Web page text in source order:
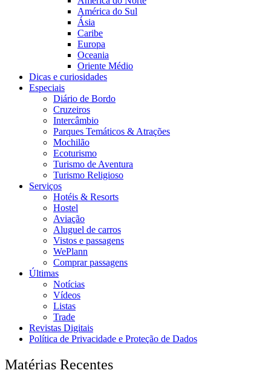
América do Sul
Ásia
Caribe
Europa
Oceania
Oriente Médio
Dicas e curiosidades
Especiais
Diário de Bordo
Cruzeiros
Intercâmbio
Parques Temáticos & Atrações
Mochilão
Ecoturismo
Turismo de Aventura
Turismo Religioso
Serviços
Hotéis & Resorts
Hostel
Aviação
Aluguel de carros
Vistos e passagens
WePlann
Comprar passagens
Últimas
Notícias
Vídeos
Listas
Trade
Revistas Digitais
Política de Privacidade e Proteção de Dados
Matérias Recentes